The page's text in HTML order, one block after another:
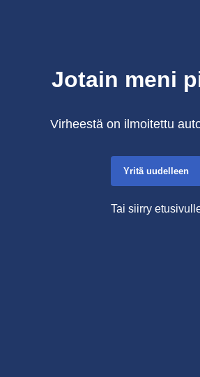
Jotain meni
Virheestä on ilmoitettu
Yritä uudelleen
Tai siirry